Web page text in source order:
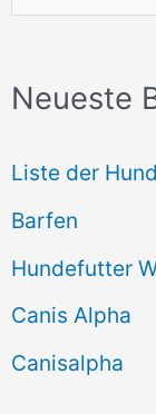
u
h
n
n
a
c
h
Neueste
Liste der
Barfen
Hundefutter
Canis Alpha
Canisalpha